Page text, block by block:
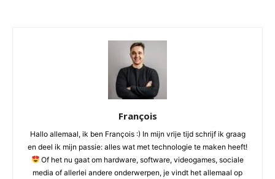
François
Hallo allemaal, ik ben François :) In mijn vrije tijd schrijf ik graag
en deel ik mijn passie: alles wat met technologie te maken heeft!
Of het nu gaat om hardware, software, videogames, sociale
media of allerlei andere onderwerpen, je vindt het allemaal op